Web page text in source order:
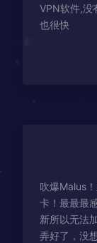
VPN软件,没
也很快
吹爆Malus
卡！最最最
新所以无法
弄好了，没